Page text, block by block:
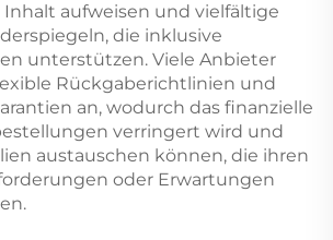
aufweisen und vielfältige
die inklusive
unterstützen. Viele Anbieter
Rückgaberichtlinien und
an, wodurch das finanzielle
verringert wird und
austauschen können, die ihren
oder Erwartungen